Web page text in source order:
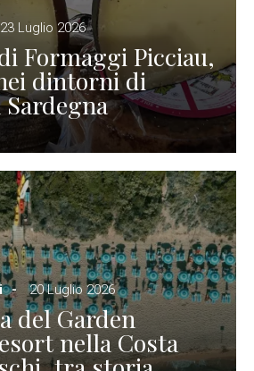
23 Luglio 2026
Formaggi Picciau,
dintorni di
20 Luglio 2026
del Garden
nella Costa